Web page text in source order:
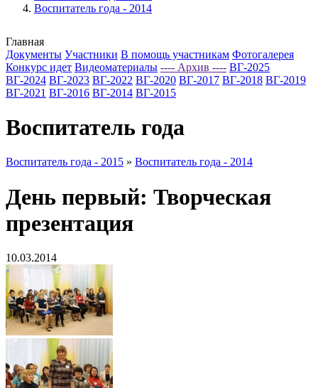
Воспитатель года - 2014
Главная
Документы Участники В помощь участникам Фотогалерея
Конкурс идет Видеоматериалы ---- Архив ---- ВГ-2025
ВГ-2024 ВГ-2023 ВГ-2022 ВГ-2020 ВГ-2017 ВГ-2018 ВГ-2019
ВГ-2021 ВГ-2016 ВГ-2014 ВГ-2015
Воспитатель года
Воспитатель года - 2015 » Воспитатель года - 2014
День первый: Творческая
презентация
10.03.2014